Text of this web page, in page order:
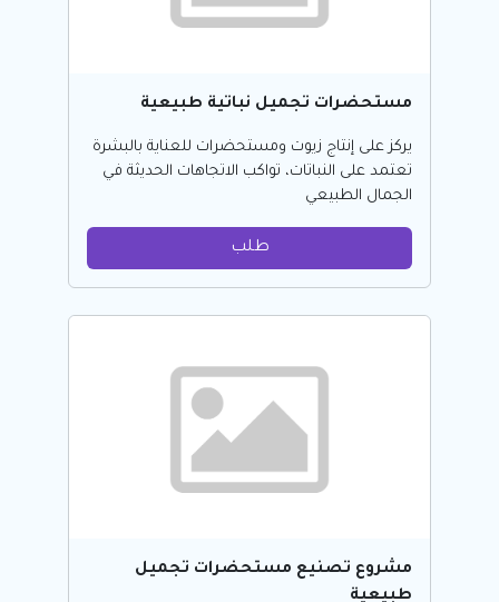
مستحضرات تجميل نباتية طبيعية
يركز على إنتاج زيوت ومستحضرات للعناية بالبشرة
تعتمد على النباتات، تواكب الاتجاهات الحديثة في
الجمال الطبيعي
طلب
مشروع تصنيع مستحضرات تجميل
طبيعية